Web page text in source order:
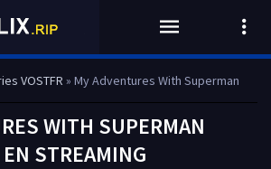
VOSTFR » My Adventures With Superman
WITH SUPERMAN
STREAMING